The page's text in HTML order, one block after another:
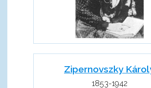
Zipernovszky
1853-1942